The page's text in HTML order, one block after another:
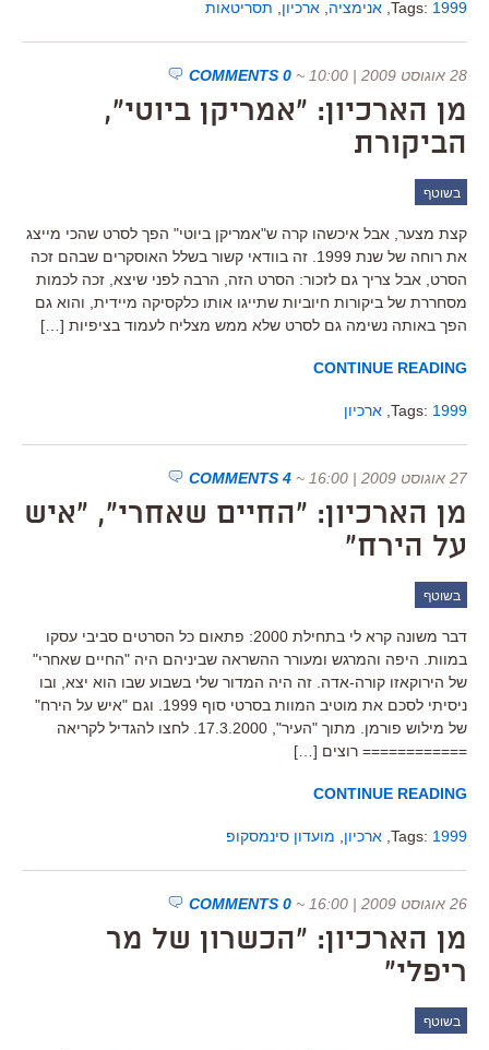
Tags: 1999 אנימציה ארכיון תסריטאות
28 אוגוסט 2009 | 10:00 ~
0 COMMENTS
מן הארכיון: "אמריקן ביוטי",
הביקורת
בשוטף
קצת מצער, אבל איכשהו קרה ש"אמריקן ביוטי" הפך לסרט שהכי מייצג
את רוחה של שנת 1999. זה בוודאי קשור בשלל האוסקרים שבהם זכה
הסרט, אבל צריך גם לזכור: הסרט הזה, הרבה לפני שיצא, זכה לכמות
מסחררת של ביקורות חיוביות שתייגו אותו כלקסיקה מיידית, והוא גם
הפך באותה נשימה גם לסרט שלא ממש מצליח לעמוד בציפיות […]
CONTINUE READING
Tags: 1999 ארכיון
27 אוגוסט 2009 | 16:00 ~
4 COMMENTS
מן הארכיון: "החיים שאחרי", "איש
על הירח"
בשוטף
דבר משונה קרא לי בתחילת 2000: פתאום כל הסרטים סביבי עסקו
במוות. היפה והמרגש ומעורר ההשראה שביניהם היה "החיים שאחרי"
של הירוקאזו קורה-אדה. זה היה המדור שלי בשבוע שבו הוא יצא, ובו
ניסיתי לסכם את מוטיב המוות בסרטי סוף 1999. וגם "איש על הירח"
של מילוש פורמן. מתוך "העיר", 17.3.2000. לחצו להגדיל לקריאה
============ רוצים […]
CONTINUE READING
Tags: 1999 ארכיון מועדון סינמסקופ
26 אוגוסט 2009 | 16:00 ~
0 COMMENTS
מן הארכיון: "הכשרון של מר
ריפלי"
בשוטף